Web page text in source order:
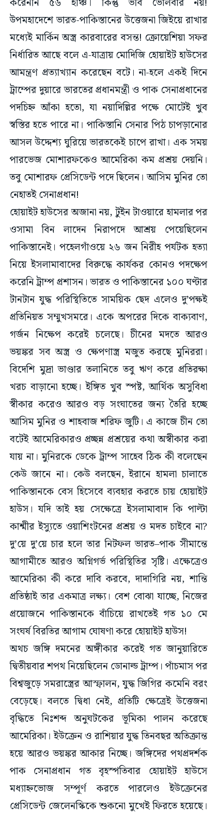
মধ্যেই মার্কিন অস্ত্র কারবারের বসন্ত! ক্রোয়েশিয়া সফর
নির্ধারিত আছে বলে এ-যাত্রায় মোদিজি হোয়াইট হাউসের
আমন্ত্রণ প্রত্যাখ্যান করেছেন বটে। না-হলে একই দিনে
ট্রাম্পের দুয়ারে ভারতের প্রধানমন্ত্রী ও পাক সেনাপ্রধানের
পদচিহ্ন আঁকা হতো, যা নয়াদিল্লির পক্ষে মোটেই খুব
স্বস্তির হতে পারে না। পাকিস্তানি সেনার পিঠ চাপড়ানোর
আসল উদ্দেশ্য ঘুরিয়ে ভারতকেই চাপে রাখা। এক সময়
পারভেজ মোশারফকেও আমেরিকা কম প্রশ্রয় দেয়নি।
তবু মোশারফ প্রেসিডেন্ট পদে ছিলেন। আসিম মুনির তো
নেহাতই সেনাপ্রধান!
হোয়াইট হাউসের অজানা নয়, টুইন টাওয়ারে হামলার পর
ওসামা বিন লাদেন নিরাপদে আশ্রয় পেয়েছিলেন
পাকিস্তানেই। পহেলগাঁওয়ে ২৬ জন নিরীহ পর্যটক হত্যা
নিয়ে ইসলামাবাদের বিরুদ্ধে কার্যকর কোনও পদক্ষেপ
করেনি ট্রাম্প প্রশাসন। ভারত ও পাকিস্তানের ১০০ ঘণ্টার
টানটান যুদ্ধ পরিস্থিতিতে সাময়িক ছেদ এলেও দু’পক্ষই
প্রতিনিয়ত সম্মুখসমরে। একে অপরের দিকে বাক্যবাণ,
গর্জন নিক্ষেপ করেই চলেছে। চীনের মদতে আরও
ভয়ঙ্কর সব অস্ত্র ও ক্ষেপণাস্ত্র মজুত করছে মুনিররা।
বিদেশি মুদ্রা ভাণ্ডার তলানিতে তবু ঋণ করে প্রতিরক্ষা
খরচ বাড়ানো হচ্ছে। ইঙ্গিত খুব স্পষ্ট, আর্থিক অসুবিধা
স্বীকার করেও আরও বড় সংঘাতের জন্য তৈরি হচ্ছে
আসিম মুনির ও শাহবাজ শরিফ জুটি। এ কাজে চীন তো
বটেই আমেরিকারও প্রচ্ছন্ন প্রশ্রয়ের কথা অস্বীকার করা
যায় না। মুনিরকে ডেকে ট্রাম্প সাহেব ঠিক কী বলেছেন
কেউ জানে না। কেউ বলছেন, ইরানে হামলা চালাতে
পাকিস্তানকে বেস হিসেবে ব্যবহার করতে চায় হোয়াইট
হাউস। যদি তাই হয় সেক্ষেত্রে ইসলামাবাদ কি পাল্টা
কাশ্মীর ইস্যুতে ওয়াশিংটনের প্রশ্রয় ও মদত চাইবে না?
দু’য়ে দু’য়ে চার হলে তার নিটফল ভারত–পাক সীমান্তে
আগামীতে আরও অগ্নিগর্ভ পরিস্থিতির সৃষ্টি। এক্ষেত্রেও
আমেরিকা কী করে দাবি করবে, দাদাগিরি নয়, শান্তি
প্রতিষ্ঠাই তার একমাত্র লক্ষ্য। বেশ বোঝা যাচ্ছে, নিজের
প্রয়োজনে পাকিস্তানকে বাঁচিয়ে রাখতেই গত ১০ মে
সংঘর্ষ বিরতির আগাম ঘোষণা করে হোয়াইট হাউস!
অথচ জঙ্গি দমনের অঙ্গীকার করেই গত জানুয়ারিতে
দ্বিতীয়বার শপথ নিয়েছিলেন ডোনাল্ড ট্রাম্প। পাঁচমাস পর
বিশ্বজুড়ে সমরাস্ত্রের আস্ফালন, যুদ্ধ জিগির কমেনি বরং
বেড়েছে। বলতে দ্বিধা নেই, প্রতিটি ক্ষেত্রেই উত্তেজনা
বৃদ্ধিতে নিঃশব্দ অনুঘটকের ভূমিকা পালন করেছে
আমেরিকা। ইউক্রেন ও রাশিয়ার যুদ্ধ তিনবছর অতিক্রান্ত
হয়ে আরও ভয়ঙ্কর আকার নিচ্ছে। জঙ্গিদের পথপ্রদর্শক
পাক সেনাপ্রধান গত বৃহস্পতিবার হোয়াইট হাউসে
মধ্যাহ্নভোজ সম্পূর্ণ করতে পারলেও ইউক্রেনের
প্রেসিডেন্ট জেলেনস্কিকে শুকনো মুখেই ফিরতে হয়েছে।
কথা কাটাকাটির মধ্যেই তাঁকে ট্রাম্পের প্রাসাদ থেকে